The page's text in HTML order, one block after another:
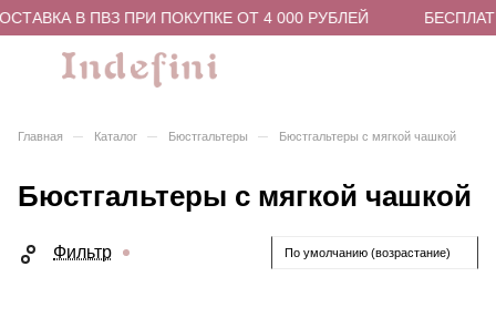
В ПВЗ ПРИ ПОКУПКЕ ОТ 4 000 РУБЛЕЙ
Главная – Каталог – Бюстгальтеры – Бюстгальтеры с мягкой чашкой
Бюстгальтеры с мягкой чашкой
Фильтр По умолчанию (возрастание)